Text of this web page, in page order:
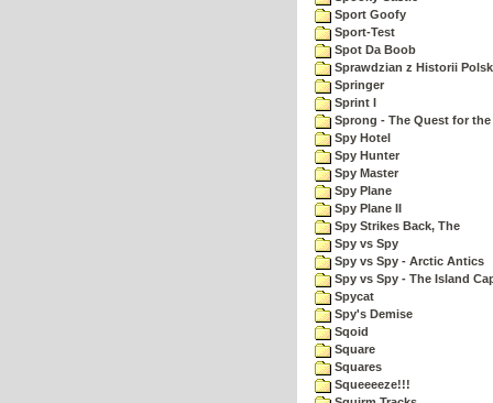
Sport Goofy
Sport-Test
Spot Da Boob
Sprawdzian z Historii
Springer
Sprint I
Sprong - The Quest for
Spy Hotel
Spy Hunter
Spy Master
Spy Plane
Spy Plane II
Spy Strikes Back, The
Spy vs Spy
Spy vs Spy - Arctic Antics
Spy vs Spy - The Island
Spycat
Spy's Demise
Sqoid
Square
Squares
Squeeeeze!!!